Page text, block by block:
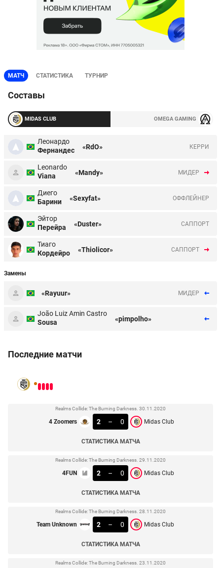
МАТЧ СТАТИСТИКА ТУРНИР
Составы
MIDAS CLUB OMEGA GAMING
Леонардо
Фернандес
«RdO» КЕРРИ
Leonardo
Viana
«Mandy» МИДЕР
Диего
Барини
«Sexyfat» ОФФЛЕЙНЕР
Эйтор
Перейра
«Duster» CАППОРТ
Тиаго
Кордейро
«Thiolicor» CАППОРТ
Замены
«Rayuur» МИДЕР
João Luiz Amin Castro
Sousa
«pimpolho»
Последние матчи
Realms Collide: The Burning Darkness. 30.11.2020
4 Zoomers 2 – 0 Midas Club
СТАТИСТИКА МАТЧА
Realms Collide: The Burning Darkness. 29.11.2020
4FUN 2 – 0 Midas Club
СТАТИСТИКА МАТЧА
Realms Collide: The Burning Darkness. 28.11.2020
Team Unknown 2 – 0 Midas Club
СТАТИСТИКА МАТЧА
Realms Collide: The Burning Darkness. 23.11.2020